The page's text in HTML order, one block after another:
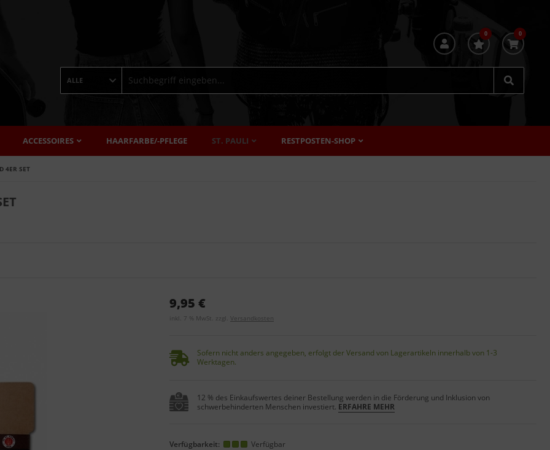
0 0
ALLE
ACCESSOIRES HAARFARBE/-PFLEGE ST. PAULI RESTPOSTEN-SHOP
4ER SET
9,95 €
inkl. 7 % MwSt. zzgl. Versandkosten
Sofern nicht anders angegeben, erfolgt der Versand von Lagerartikeln innerhalb von 1-3
Werktagen.
12 % des Einkaufswertes deiner Bestellung werden in die Förderung und Inklusion von
schwerbehinderten Menschen investiert. ERFAHRE MEHR
Verfügbarkeit: Verfügbar